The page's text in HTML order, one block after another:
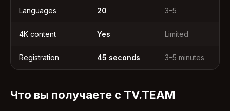
Languages 20 3–5
4K content Yes Limited
Registration 45 seconds 3–5 minutes
Что вы получаете с TV.TEAM